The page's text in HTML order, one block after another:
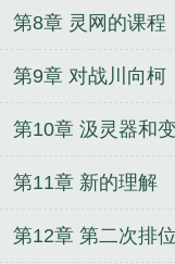
第8章 灵网的课程
第9章 对战川向柯
第10章 汲灵器和
第11章 新的理解
第12章 第二次排位